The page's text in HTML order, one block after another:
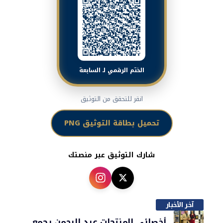
الختم الرقمي لـ السابعة
انقر للتحقق من التوثيق
تحميل بطاقة التوثيق PNG
شارك التوثيق عبر منصتك
آخر الأخبار